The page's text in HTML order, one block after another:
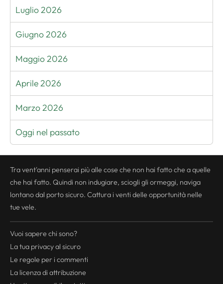
Luglio 2026
Giugno 2026
Maggio 2026
Aprile 2026
Marzo 2026
Oggi nel passato
Tra vent'anni penserai più alle cose che non hai fatto che a quelle
che hai fatto. Quindi non indugiare, sciogli gli ormeggi, naviga
lontano dal porto sicuro. Cattura i venti delle opportunità nelle
tue vele.
Vuoi sapere chi sono?
La tua privacyal sicuro
Le regole per i commenti
La licenza di attribuzione